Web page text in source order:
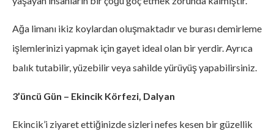
Ağa limanı ikiz koylardan oluşmaktadır ve burası demirleme
işlemlerinizi yapmak için gayet ideal olan bir yerdir. Ayrıca
balık tutabilir, yüzebilir veya sahilde yürüyüş yapabilirsiniz.
3’üncü Gün – Ekincik Körfezi, Dalyan
Ekincik’i ziyaret ettiğinizde sizleri nefes kesen bir güzellik